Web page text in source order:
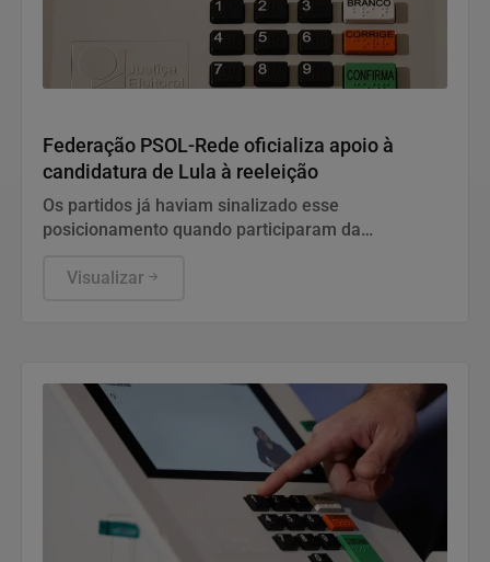
Federação PSOL-Rede oficializa apoio à
candidatura de Lula à reeleição
Os partidos já haviam sinalizado esse
posicionamento quando participaram da
Visualizar